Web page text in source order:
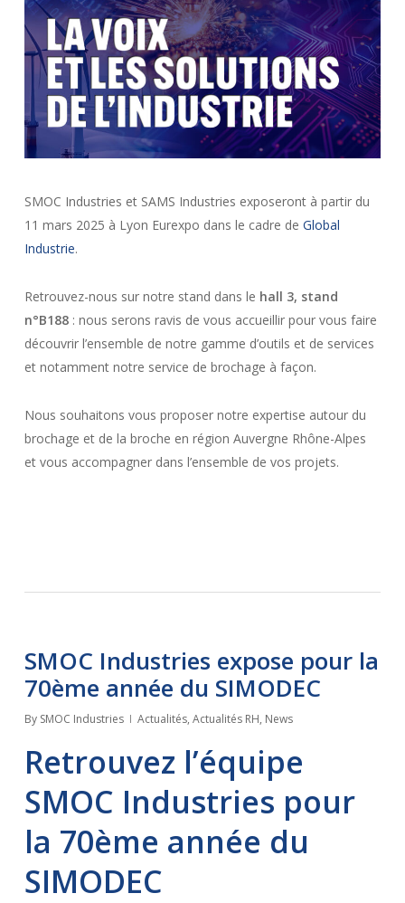
SMOC Industries et SAMS Industries exposeront à partir du
11 mars 2025 à Lyon Eurexpo dans le cadre de Global
Industrie.
Retrouvez-nous sur notre stand dans le hall 3, stand
n°B188: nous serons ravis de vous accueillir pour vous faire
découvrir l’ensemble de notre gamme d’outils et de services
et notamment notre service de brochage à façon.
Nous souhaitons vous proposer notre expertise autour du
brochage et de la broche en région Auvergne Rhône-Alpes
et vous accompagner dans l’ensemble de vos projets.
SMOC Industries expose pour la
70ème année du SIMODEC
By SMOC Industries Actualités, Actualités RH, News
Retrouvez l’équipe
SMOC Industries pour
la 70ème année du
SIMODEC